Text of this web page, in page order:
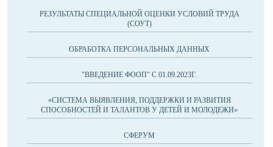
РЕЗУЛЬТАТЫ СПЕЦИАЛЬНОЙ ОЦЕНКИ УСЛОВИЙ ТРУДА
(СОУТ)
ОБРАБОТКА ПЕРСОНАЛЬНЫХ ДАННЫХ
"ВВЕДЕНИЕ ФООП" С 01.09.2023Г.
«СИСТЕМА ВЫЯВЛЕНИЯ, ПОДДЕРЖКИ И РАЗВИТИЯ
СПОСОБНОСТЕЙ И ТАЛАНТОВ У ДЕТЕЙ И МОЛОДЕЖИ»
СФЕРУМ